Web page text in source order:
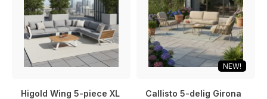
Higold Wing 5-piece XL
NEW!
Callisto 5-delig Girona